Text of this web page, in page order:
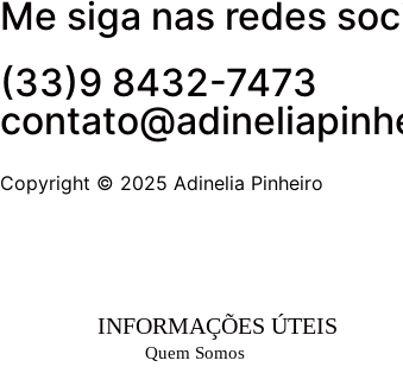
Me siga nas redes
(33)9 8432-7473
Copyright © 2025 Adinelia Pinheiro
INFORMAÇÕES ÚTEIS
Quem Somos